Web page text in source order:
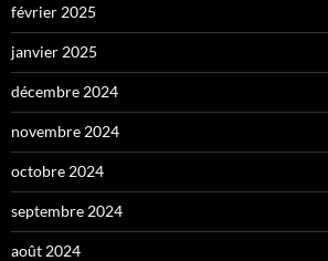
février 2025
janvier 2025
décembre 2024
novembre 2024
octobre 2024
septembre 2024
août 2024